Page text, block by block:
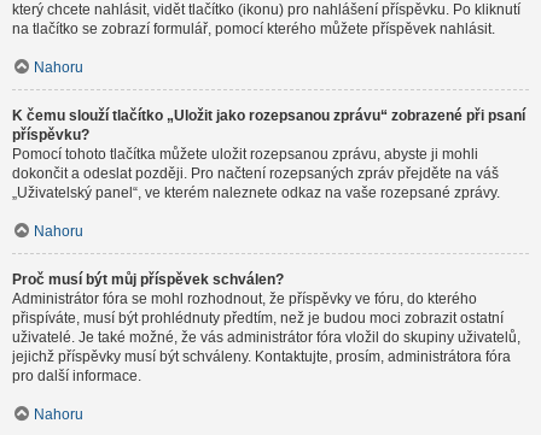
který chcete nahlásit, vidět tlačítko (ikonu) pro nahlášení příspěvku. Po kliknutí
na tlačítko se zobrazí formulář, pomocí kterého můžete příspěvek nahlásit.
Nahoru
K čemu slouží tlačítko „Uložit jako rozepsanou zprávu“ zobrazené při psaní
příspěvku?
Pomocí tohoto tlačítka můžete uložit rozepsanou zprávu, abyste ji mohli
dokončit a odeslat později. Pro načtení rozepsaných zpráv přejděte na váš
„Uživatelský panel“, ve kterém naleznete odkaz na vaše rozepsané zprávy.
Nahoru
Proč musí být můj příspěvek schválen?
Administrátor fóra se mohl rozhodnout, že příspěvky ve fóru, do kterého
přispíváte, musí být prohlédnuty předtím, než je budou moci zobrazit ostatní
uživatelé. Je také možné, že vás administrátor fóra vložil do skupiny uživatelů,
jejichž příspěvky musí být schváleny. Kontaktujte, prosím, administrátora fóra
pro další informace.
Nahoru